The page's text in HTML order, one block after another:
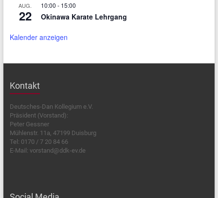
AUG.
22
10:00 - 15:00
Okinawa Karate Lehrgang
Kalender anzeigen
Kontakt
Deutsches-Dan Kollegium e.V.
Präsident (Vorstand):
Peter Gessner
Mühlenstr. 11a, 47199 Duisburg
Tel: 0170 / 7 20 84 66
E-Mail: vorstand@ddk-ev.de